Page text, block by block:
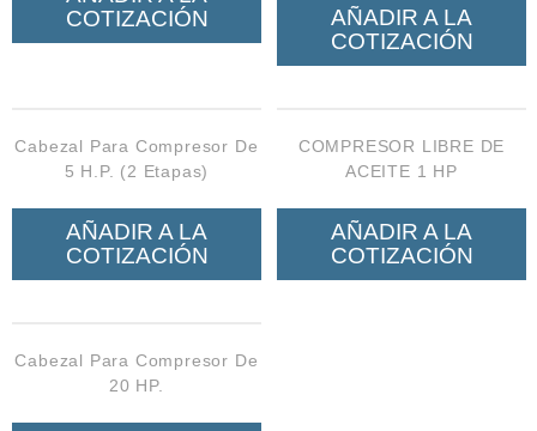
COTIZACIÓN
AÑADIR A LA
COTIZACIÓN
Cabezal Para Compresor De
5 H.P. (2 Etapas)
AÑADIR A LA
COTIZACIÓN
COMPRESOR LIBRE DE
ACEITE 1 HP
AÑADIR A LA
COTIZACIÓN
Cabezal Para Compresor De
20 HP.